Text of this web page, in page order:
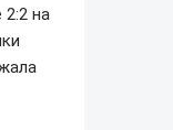
2:2 на